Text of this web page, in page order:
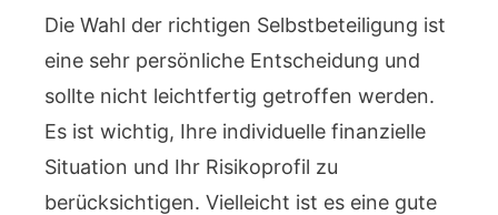
Die Wahl der richtigen Selbstbeteiligung ist
eine sehr persönliche Entscheidung und
sollte nicht leichtfertig getroffen werden.
Es ist wichtig, Ihre individuelle finanzielle
Situation und Ihr Risikoprofil zu
berücksichtigen. Vielleicht ist es eine gute